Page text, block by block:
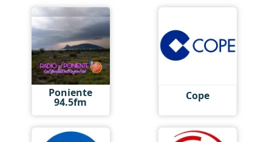
Poniente
94.5fm Cope